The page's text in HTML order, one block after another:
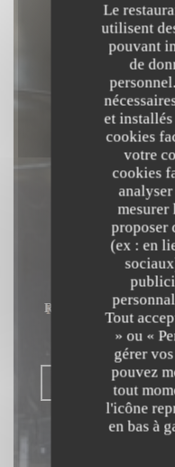
Le
utilisent
pouvant
de
et
cookies
votre
cookies
mesurer
proposer
(ex : en
Tout
» ou «
gérer
pouvez
tout
l'icône
en bas à
RESTAURANT